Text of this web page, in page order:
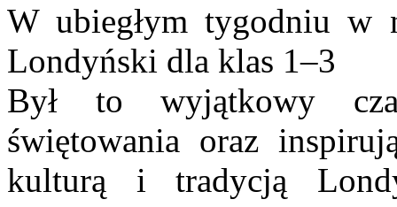
W ubiegłym tygodniu w
Londyński dla klas 1–3
Był to wyjątkowy
świętowania oraz
kulturą i tradycją